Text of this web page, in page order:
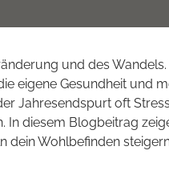
und des
eigene Gesundheit und
Jahresendspurt oft
In diesem Blogbeitrag
dein Wohlbefinden